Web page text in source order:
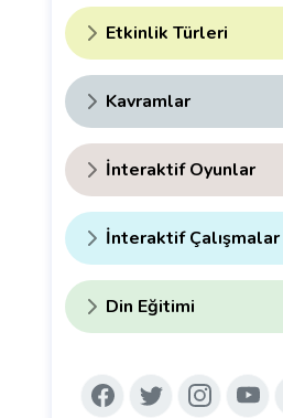
Etkinlik Türleri
Kavramlar
İnteraktif Oyunlar
İnteraktif Çalışmalar
Din Eğitimi